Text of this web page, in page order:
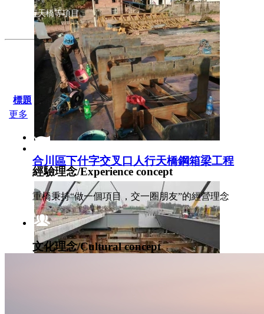
合川區下什字交叉口人行天橋鋼箱梁工程
公園人行天橋等項目。
標題
更多
經驗理念/Experience concept
重橋秉持“做一個項目，交一圈朋友”的經營理念
文化理念/Cultural concept